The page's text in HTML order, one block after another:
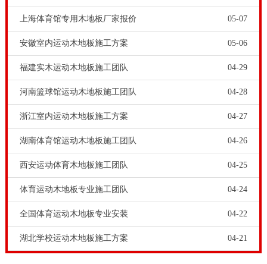
有限，只选购便宜的产品或服务，虽然省钱了。却因为
质量不达标，地板太滑或不稳定，很长时间都还有异
以后，都需要进行专业的翻新保养，却因为没有专业人
员负责……问题的背后就预示着存在很大的隐患。舞台
木地板品牌-高端篮球木地板怎么画线，运动木地板会比
传统的家装木地板偏贵，较复合地板和强化地板会更
贵，再加上运动木地板的结构复杂，安装过程中需要严
上海体育馆专用木地板厂家报价 05-07
安徽室内运动木地板施工方案 05-06
福建实木运动木地板施工团队 04-29
河南篮球馆运动木地板施工团队 04-28
浙江室内运动木地板施工方案 04-27
湖南体育馆运动木地板施工团队 04-26
西安运动体育木地板施工团队 04-25
体育运动木地板专业施工团队 04-24
全国体育运动木地板专业安装 04-22
湖北学校运动木地板施工方案 04-21